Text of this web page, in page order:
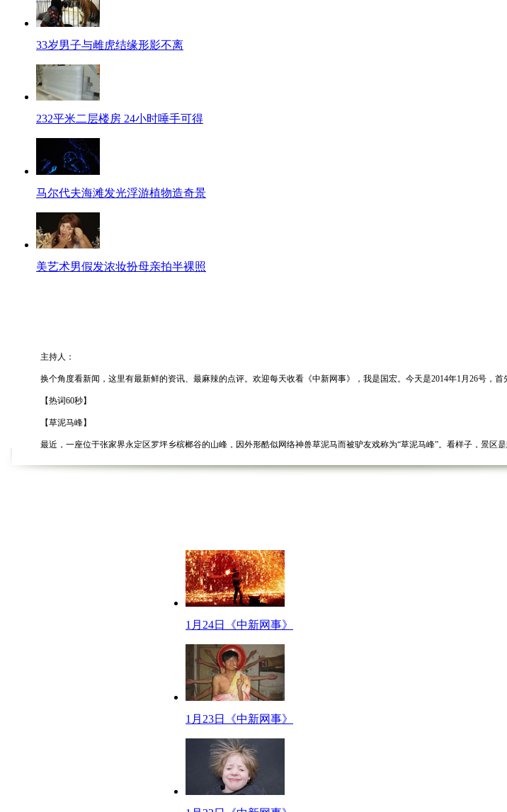
33岁男子与雌虎结缘形影不离
232平米二层楼房 24小时唾手可得
马尔代夫海滩发光浮游植物造奇景
美艺术男假发浓妆扮母亲拍半裸照
主持人：
换个角度看新闻，这里有最新鲜的资讯、最麻辣的点评。欢迎每天收看《中新网事》，我是国宏。今天是2014年1月26号，首
【热词60秒】
【草泥马峰】
最近，一座位于张家界永定区罗坪乡槟榔谷的山峰，因外形酷似网络神兽草泥马而被驴友戏称为“草泥马峰”。看样子，景区是
【马上求婚】
湖南巴士公司近日新推“湖巴随行”APP，能让市民在手机上实时查询线路运行信息、车内拥挤状况、车辆实时位置，以及设置
【口播】过年嘛，绝大多数中国人都是要坐火车的。最近，有小伙伴在火车上遇到一件奇葩事，竟然发现有人在卖wifi信号！
到或者买的不称心，就会给回家之路添堵。下面啊，我们来谈谈如何在火车上高贵冷艳地购物。
坐火车，你一定记得车上的列车售货员，那一个个嘴上的功夫堪比科班出身的播音员主持人，还得加上精湛到位、天衣无缝
啊～横批：腿收一下。不得不说，列车售货员就是个逆天的存在，无论多么拥挤的车厢他们都能推行自如。春运时，火车上是
从容地走过被推车开出的道路，轻松如厕。目前，这种购物车只在T、K、L字头的老车上还有，动车和高铁上已经见不到了。
攻略1：这个其实没啥可需要注意的，售货员又不会死乞白赖地硬要推销给你，饿了渴了无聊了都可以买点，唯一需要注意
每当列车在中途站停靠时，旅客们出来呼气、抽烟、伸伸腿什么的。站台上会有一些小贩卖当地的特产或是补给类食物。
1月24日《中新网事》
1月23日《中新网事》